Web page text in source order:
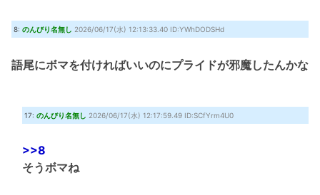
8: のんびり名無し 2026/06/17(水) 12:13:33.40 ID:YWhDODSHd
語尾にボマを付ければいいのにプライドが邪魔したんかな
17: のんびり名無し 2026/06/17(水) 12:17:59.49 ID:SCfYrm4U0
>>8
そうボマね